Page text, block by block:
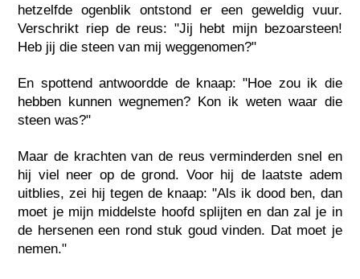
hetzelfde ogenblik ontstond er een geweldig vuur.
Verschrikt riep de reus: "Jij hebt mijn bezoarsteen!
Heb jij die steen van mij weggenomen?"
En spottend antwoordde de knaap: "Hoe zou ik die
hebben kunnen wegnemen? Kon ik weten waar die
steen was?"
Maar de krachten van de reus verminderden snel en
hij viel neer op de grond. Voor hij de laatste adem
uitblies, zei hij tegen de knaap: "Als ik dood ben, dan
moet je mijn middelste hoofd splijten en dan zal je in
de hersenen een rond stuk goud vinden. Dat moet je
nemen."